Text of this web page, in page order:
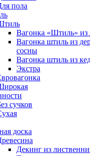
пола
Вагонка «Штиль» из
Вагонка штиль из
сосны
Вагонка штиль из
Экстра
сучков
доска
Декинг из